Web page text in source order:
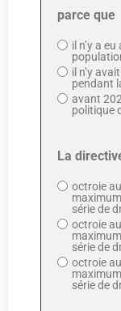
parce que
il n’y a
il n’y
pendant
avant
politique
La
octroie
série de
octroie
série de
octroie
série de